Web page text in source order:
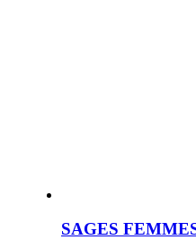
SAGES